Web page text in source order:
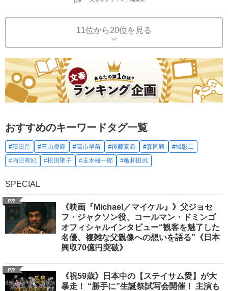
11位から20位を見る
おすすめのキーワードタグ一覧
#藤田晋 #三山凌輝 #高市早苗 #後藤真希 #森岡毅
#城彰二
#内田有紀
#松田聖子 #玉木雄一郎 #亀和田武
SPECIAL
PR
《映画『Michael／マイケル』》父ジョセ
フ・ジャクソン役、コールマン・ドミンゴ
オフィシャルインタビュー“観客を魅了した
名優、複雑な父親像への想いを語る”《日本
興収70億円突破》
PR
《祝59歳》日本中の【ステイサム愛】が大
暴走！ “勝手に”生誕祭試写会開催！ 主演も